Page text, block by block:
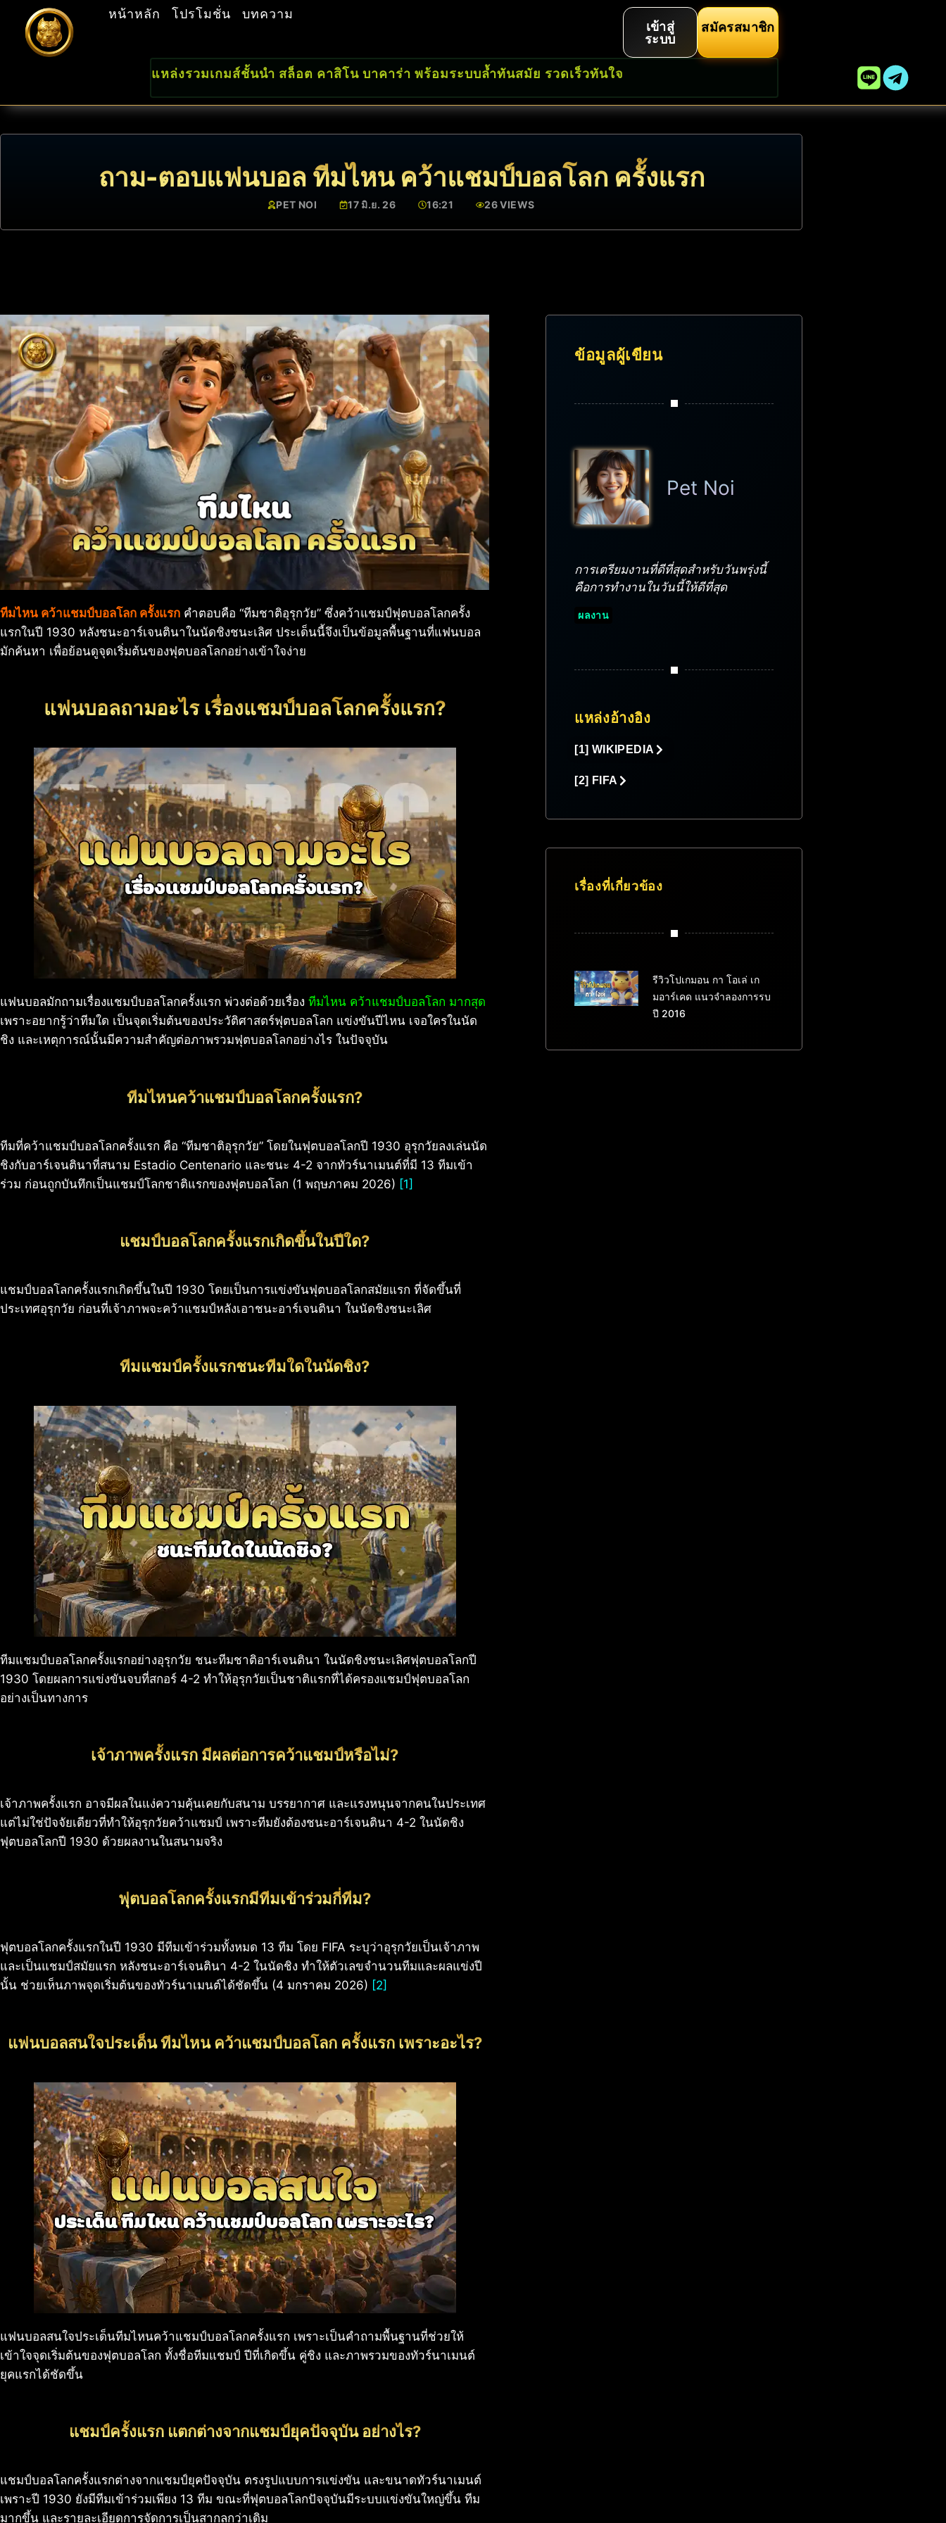
หน้าหลัก โปรโมชั่น บทความ
เข้าสู่
ระบบ
สมัครสมาชิก
แหล่งรวมเกมส์ชั้นนำ สล็อต คาสิโน บาคาร่า พร้อมระบบล้ำทันสมัย รวดเร็วทันใจ
ถาม-ตอบแฟนบอล ทีมไหน คว้าแชมป์บอลโลก ครั้งแรก
PET NOI 17 มิ.ย. 26 16:21 26 VIEWS
ทีมไหน คว้าแชมป์บอลโลก ครั้งแรก คำตอบคือ “ทีมชาติอุรุกวัย” ซึ่งคว้าแชมป์ฟุตบอลโลกครั้ง
แรกในปี 1930 หลังชนะอาร์เจนตินาในนัดชิงชนะเลิศ ประเด็นนี้จึงเป็นข้อมูลพื้นฐานที่แฟนบอล
มักค้นหา เพื่อย้อนดูจุดเริ่มต้นของฟุตบอลโลกอย่างเข้าใจง่าย
แฟนบอลถามอะไร เรื่องแชมป์บอลโลกครั้งแรก?
แฟนบอลมักถามเรื่องแชมป์บอลโลกครั้งแรก พ่วงต่อด้วยเรื่อง ทีมไหน คว้าแชมป์บอลโลก มากสุด
เพราะอยากรู้ว่าทีมใด เป็นจุดเริ่มต้นของประวัติศาสตร์ฟุตบอลโลก แข่งขันปีไหน เจอใครในนัด
ชิง และเหตุการณ์นั้นมีความสำคัญต่อภาพรวมฟุตบอลโลกอย่างไร ในปัจจุบัน
ทีมไหนคว้าแชมป์บอลโลกครั้งแรก?
ทีมที่คว้าแชมป์บอลโลกครั้งแรก คือ “ทีมชาติอุรุกวัย” โดยในฟุตบอลโลกปี 1930 อุรุกวัยลงเล่นนัด
ชิงกับอาร์เจนตินาที่สนาม Estadio Centenario และชนะ 4-2 จากทัวร์นาเมนต์ที่มี 13 ทีมเข้า
ร่วม ก่อนถูกบันทึกเป็นแชมป์โลกชาติแรกของฟุตบอลโลก (1 พฤษภาคม 2026) [1]
แชมป์บอลโลกครั้งแรกเกิดขึ้นในปีใด?
แชมป์บอลโลกครั้งแรกเกิดขึ้นในปี 1930 โดยเป็นการแข่งขันฟุตบอลโลกสมัยแรก ที่จัดขึ้นที่
ประเทศอุรุกวัย ก่อนที่เจ้าภาพจะคว้าแชมป์หลังเอาชนะอาร์เจนตินา ในนัดชิงชนะเลิศ
ทีมแชมป์ครั้งแรกชนะทีมใดในนัดชิง?
ทีมแชมป์บอลโลกครั้งแรกอย่างอุรุกวัย ชนะทีมชาติอาร์เจนตินา ในนัดชิงชนะเลิศฟุตบอลโลกปี
1930 โดยผลการแข่งขันจบที่สกอร์ 4-2 ทำให้อุรุกวัยเป็นชาติแรกที่ได้ครองแชมป์ฟุตบอลโลก
อย่างเป็นทางการ
เจ้าภาพครั้งแรก มีผลต่อการคว้าแชมป์หรือไม่?
เจ้าภาพครั้งแรก อาจมีผลในแง่ความคุ้นเคยกับสนาม บรรยากาศ และแรงหนุนจากคนในประเทศ
แต่ไม่ใช่ปัจจัยเดียวที่ทำให้อุรุกวัยคว้าแชมป์ เพราะทีมยังต้องชนะอาร์เจนตินา 4-2 ในนัดชิง
ฟุตบอลโลกปี 1930 ด้วยผลงานในสนามจริง
ฟุตบอลโลกครั้งแรกมีทีมเข้าร่วมกี่ทีม?
ฟุตบอลโลกครั้งแรกในปี 1930 มีทีมเข้าร่วมทั้งหมด 13 ทีม โดย FIFA ระบุว่าอุรุกวัยเป็นเจ้าภาพ
และเป็นแชมป์สมัยแรก หลังชนะอาร์เจนตินา 4-2 ในนัดชิง ทำให้ตัวเลขจำนวนทีมและผลแข่งปี
นั้น ช่วยเห็นภาพจุดเริ่มต้นของทัวร์นาเมนต์ได้ชัดขึ้น (4 มกราคม 2026) [2]
แฟนบอลสนใจประเด็น ทีมไหน คว้าแชมป์บอลโลก ครั้งแรก เพราะอะไร?
แฟนบอลสนใจประเด็นทีมไหนคว้าแชมป์บอลโลกครั้งแรก เพราะเป็นคำถามพื้นฐานที่ช่วยให้
เข้าใจจุดเริ่มต้นของฟุตบอลโลก ทั้งชื่อทีมแชมป์ ปีที่เกิดขึ้น คู่ชิง และภาพรวมของทัวร์นาเมนต์
ยุคแรกได้ชัดขึ้น
แชมป์ครั้งแรก แตกต่างจากแชมป์ยุคปัจจุบัน อย่างไร?
แชมป์บอลโลกครั้งแรกต่างจากแชมป์ยุคปัจจุบัน ตรงรูปแบบการแข่งขัน และขนาดทัวร์นาเมนต์
เพราะปี 1930 ยังมีทีมเข้าร่วมเพียง 13 ทีม ขณะที่ฟุตบอลโลกปัจจุบันมีระบบแข่งขันใหญ่ขึ้น ทีม
มากขึ้น และรายละเอียดการจัดการเป็นสากลกว่าเดิม
ข้อมูลผู้เขียน
Pet Noi
การเตรียมงานที่ดีที่สุดสำหรับวันพรุ่งนี้
คือการทำงานในวันนี้ให้ดีที่สุด
ผลงาน
แหล่งอ้างอิง
[1] WIKIPEDIA
[2] FIFA
เรื่องที่เกี่ยวข้อง
รีวิวโปเกมอน กา โอเล่ เก
มอาร์เคด แนวจำลองการรบ
ปี 2016